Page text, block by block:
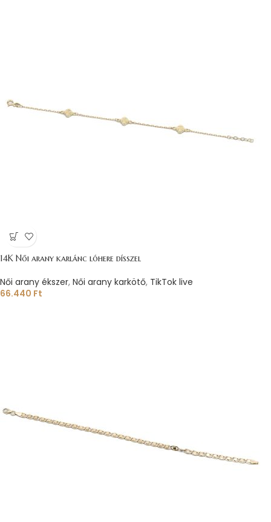
14K Női arany karlánc lóhere dísszel
Női arany ékszer, Női arany karkötő, TikTok live
66.440 Ft